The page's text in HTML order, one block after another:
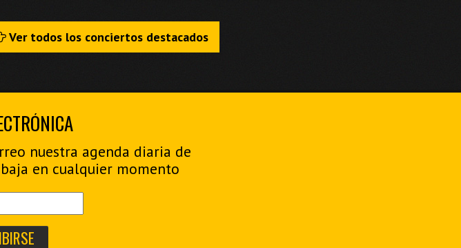
Ver todos los conciertos destacados
nuestra agenda diaria de
en cualquier momento